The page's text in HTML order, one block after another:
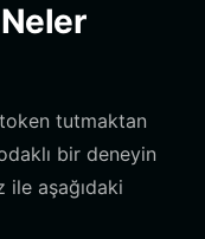
tutmaktan
bir deneyin
ile aşağıdaki